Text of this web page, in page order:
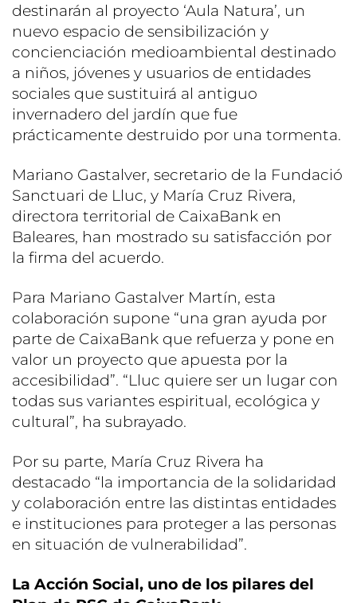
destinarán al proyecto ‘Aula Natura’, un
nuevo espacio de sensibilización y
concienciación medioambiental destinado
a niños, jóvenes y usuarios de entidades
sociales que sustituirá al antiguo
invernadero del jardín que fue
prácticamente destruido por una tormenta.
Mariano Gastalver, secretario de la Fundació
Sanctuari de Lluc, y María Cruz Rivera,
directora territorial de CaixaBank en
Baleares, han mostrado su satisfacción por
la firma del acuerdo.
Para Mariano Gastalver Martín, esta
colaboración supone “una gran ayuda por
parte de CaixaBank que refuerza y pone en
valor un proyecto que apuesta por la
accesibilidad”. “Lluc quiere ser un lugar con
todas sus variantes espiritual, ecológica y
cultural”, ha subrayado.
Por su parte, María Cruz Rivera ha
destacado “la importancia de la solidaridad
y colaboración entre las distintas entidades
e instituciones para proteger a las personas
en situación de vulnerabilidad”.
La Acción Social, uno de los pilares del